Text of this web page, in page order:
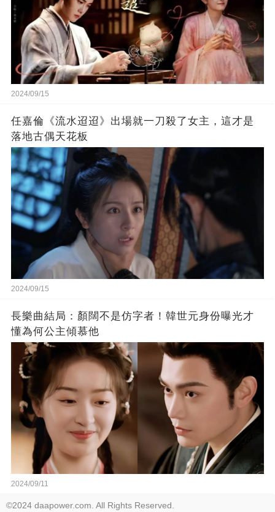
2024/09/15
任嘉倫《流水迢迢》出場就一刀殺了女主，這才是
落地古偶天花板
2024/09/15
長樂曲結局：顏闊不是仿字者！韓世元身份曝光才
懂為何公主傾慕他
2024/09/11
©2024 daapower.com. All Rights Reserved.